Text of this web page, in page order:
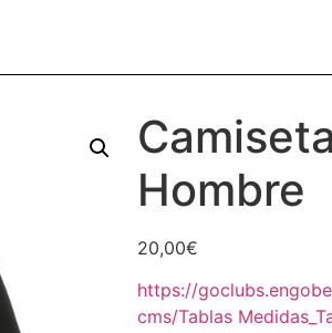
Hombre
20,00€
https://
cms/Tablas